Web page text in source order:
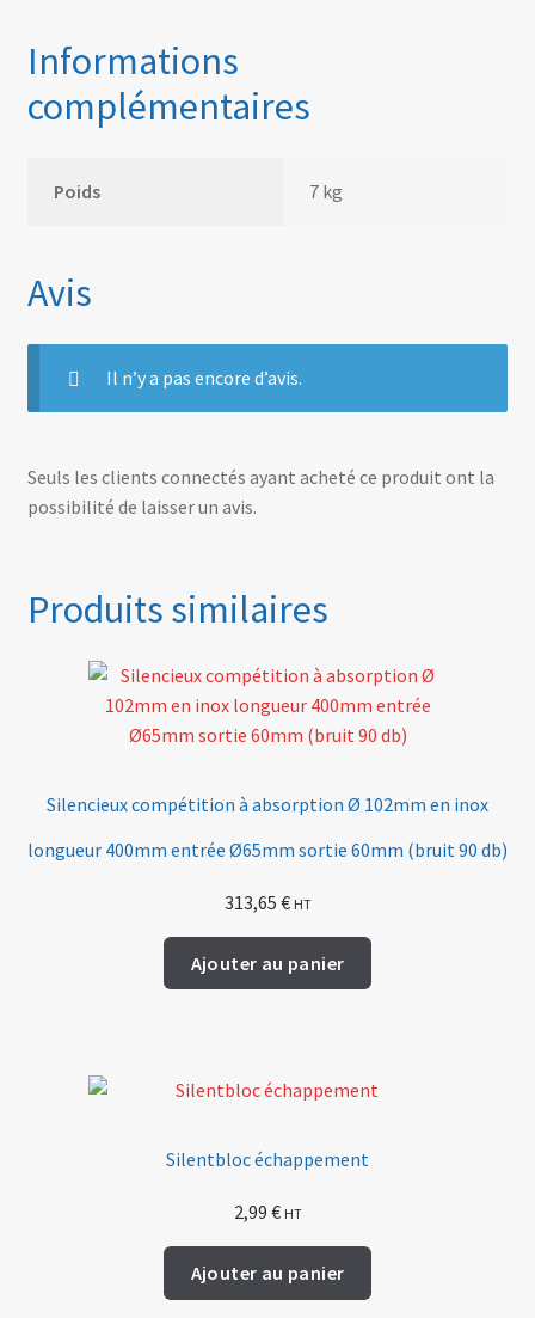
Informations
complémentaires
Poids 7 kg
Avis
Il n’y a pas encore d’avis.
Seuls les clients connectés ayant acheté ce produit ont la
possibilité de laisser un avis.
Produits similaires
Silencieux compétition à absorption Ø 102mm en inox
longueur 400mm entrée Ø65mm sortie 60mm (bruit 90 db)
313,65 € HT
Ajouter au panier
Silentbloc échappement
2,99 € HT
Ajouter au panier